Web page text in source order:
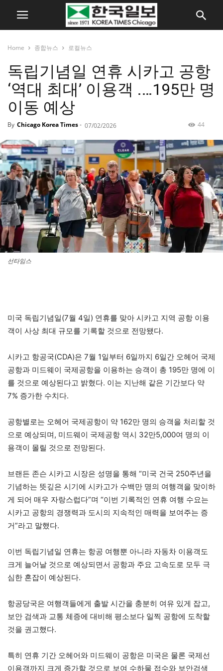
Home 종합뉴스 로컬뉴스
독립기념일 연휴 시카고 공항
‘역대 최대’ 이용객 .…195만 명
이동 예상
By Chicago Korea Times- 07/02/2026 44
선타임스
미국 독립기념일(7월 4일) 연휴를 맞아 시카고 지역 공항 이용
객이 사상 최대 규모를 기록할 것으로 전망됐다.
시카고 항공국(CDA)은 7월 1일부터 6일까지 6일간 오헤어 국제
공항과 미드웨이 국제공항을 이용하는 승객이 총 195만 명에 이
를 것으로 예상된다고 밝혔다. 이는 지난해 같은 기간보다 약
7% 증가한 수치다.
공항별로는 오헤어 국제공항이 약 162만 명의 승객을 처리할 것
으로 예상되며, 미드웨이 국제공항 역시 32만5,000여 명의 이
용객이 몰릴 것으로 전망된다.
브랜든 존슨 시카고 시장은 성명을 통해 “미국 건국 250주년을
기념하는 뜻깊은 시기에 시카고가 수백만 명의 여행객을 맞이하
게 되어 매우 자랑스럽다”며 “이번 기록적인 연휴 여행 수요는
시카고 공항의 경쟁력과 도시의 지속적인 매력을 보여주는 증
거”라고 말했다.
이번 독립기념일 연휴는 항공 여행뿐 아니라 자동차 이용객도
크게 늘어날 것으로 예상되면서 공항과 주요 고속도로 모두 극
심한 혼잡이 예상된다.
항공당국은 여행객들에게 출발 시간을 충분히 여유 있게 잡고,
보안 검색과 교통 체증에 대비해 평소보다 일찍 공항에 도착할
것을 권고했다.
특히 연휴 기간 오헤어와 미드웨이 공항은 미국은 물론 국제선
이용객까지 크게 증가할 것으로 보여 수하물 접수와 보안검색